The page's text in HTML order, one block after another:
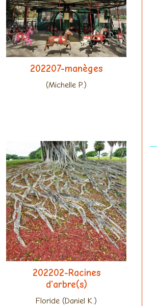
202207-manèges
(Michelle P.)
202202-Racines
d'arbre(s)
Floride (Daniel K.)